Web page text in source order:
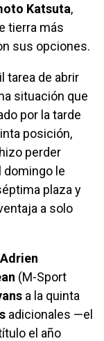
Katsuta,
tierra más
sus opciones.
tarea de abrir
situación que
por la tarde
posición,
perder
domingo le
plaza y
a solo
Adrien
(M-Sport
a la quinta
adicionales —el
el año